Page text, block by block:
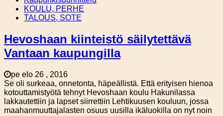
KOULU, PERHE
TALOUS, SOTE
Hevoshaan kiinteistö säilytettävä
Vantaan kaupungilla
pe elo 26 , 2016
Se oli surkeaa, onnetonta, häpeällistä. Että erityisen hienoa
kotouttamistyötä tehnyt Hevoshaan koulu Hakunilassa
lakkautettiin ja lapset siirrettiin Lehtikuusen kouluun, jossa
maahanmuuttajalasten osuus uusilla ikäluokilla on nyt noin